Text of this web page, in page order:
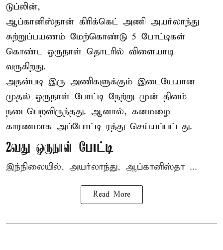
டுப்லின்,
ஆப்கானிஸ்தான் கிரிக்கெட் அணி அயர்லாந்து
சுற்றுப்பயணம் மேற்கொண்டு 5 போட்டிகள்
கொண்ட ஒருநாள் தொடரில் விளையாடி
வருகிறது.
அதன்படி இரு அணிகளுக்கும் இடையேயான
முதல் ஒருநாள் போட்டி நேற்று முன் தினம்
நடைபெறவிருந்தது. ஆனால், கனமழை
காரணமாக அப்போட்டி ரத்து செய்யப்பட்டது.
2வது ஒருநாள் போட்டி
இந்நிலையில், அயர்லாந்து, ஆப்கானிஸ்தா ...
Read More